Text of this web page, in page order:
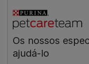
Os nossos
ajudá-lo